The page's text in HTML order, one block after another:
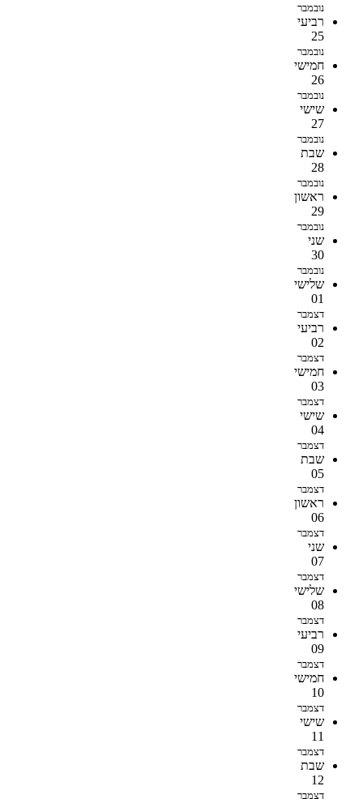
נובמבר
רביעי
25
נובמבר
חמישי
26
נובמבר
שישי
27
נובמבר
שבת
28
נובמבר
ראשון
29
נובמבר
שני
30
נובמבר
שלישי
01
דצמבר
רביעי
02
דצמבר
חמישי
03
דצמבר
שישי
04
דצמבר
שבת
05
דצמבר
ראשון
06
דצמבר
שני
07
דצמבר
שלישי
08
דצמבר
רביעי
09
דצמבר
חמישי
10
דצמבר
שישי
11
דצמבר
שבת
12
דצמבר